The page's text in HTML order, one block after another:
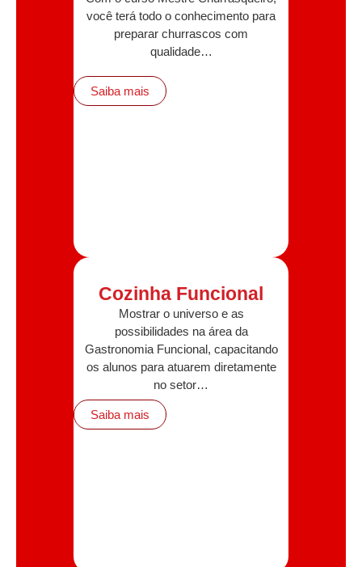
você terá todo o conhecimento para
preparar churrascos com
qualidade…
Saiba mais
Cozinha Funcional
Mostrar o universo e as
possibilidades na área da
Gastronomia Funcional, capacitando
os alunos para atuarem diretamente
no setor…
Saiba mais